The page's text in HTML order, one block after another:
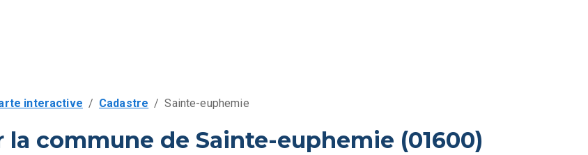
interactive / Cadastre / Sainte-euphemie
commune de Sainte-euphemie (01600)